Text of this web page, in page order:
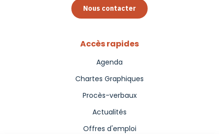
Nous contacter
Accès rapides
Agenda
Chartes Graphiques
Procès-verbaux
Actualités
Offres d'emploi